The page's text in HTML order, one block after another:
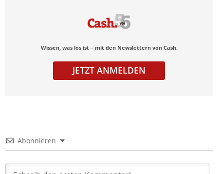
Wissen, was los ist – mit den Newslettern von Cash.
JETZT ANMELDEN
Abonnieren